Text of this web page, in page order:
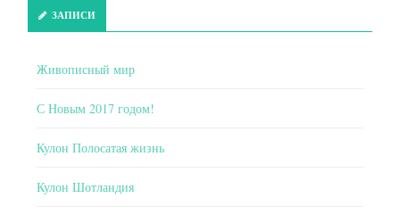
ЗАПИСИ
Живописный мир
С Новым 2017 годом!
Кулон Полосатая жизнь
Кулон Шотландия